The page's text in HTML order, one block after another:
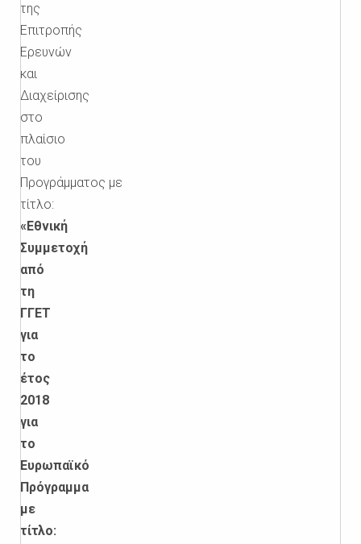
της
Επιτροπής
Ερευνών
και
Διαχείρισης
στο
πλαίσιο
του
Προγράμματος με
τίτλο:
«Εθνική
Συμμετοχή
από
τη
ΓΓΕΤ
για
το
έτος
2018
για
το
Ευρωπαϊκό
Πρόγραμμα
με
τίτλο: